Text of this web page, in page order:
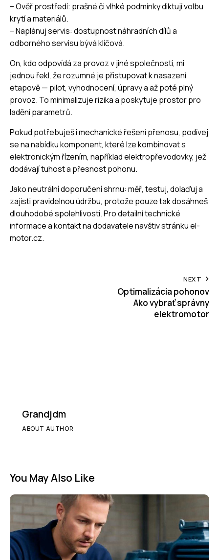
– Ověř prostředí: prašné či vlhké podmínky diktují volbu
krytí a materiálů.
– Naplánuj servis: dostupnost náhradních dílů a
odborného servisu bývá klíčová.
On, kdo odpovídá za provoz v jiné společnosti, mi
jednou řekl, že rozumné je přistupovat k nasazení
etapově — pilot, vyhodnocení, úpravy a až poté plný
provoz. To minimalizuje rizika a poskytuje prostor pro
ladění parametrů.
Pokud potřebuješ i mechanické řešení přenosu, podívej
se na nabídku komponent, které lze kombinovat s
elektronickým řízením, napříkladelektropřevodovky, jež
dodávají tuhost a přesnost pohonu.
Jako neutrální doporučení shrnu: měř, testuj, dolaďuj a
zajisti pravidelnou údržbu, protože pouze tak dosáhneš
dlouhodobé spolehlivosti. Pro detailní technické
informace a kontakt na dodavatele navštiv stránkuel-
motor.cz.
NEXT
Optimalizácia pohonov
Ako vybrať správny
elektromotor
Grandjdm
ABOUT AUTHOR
You May Also Like